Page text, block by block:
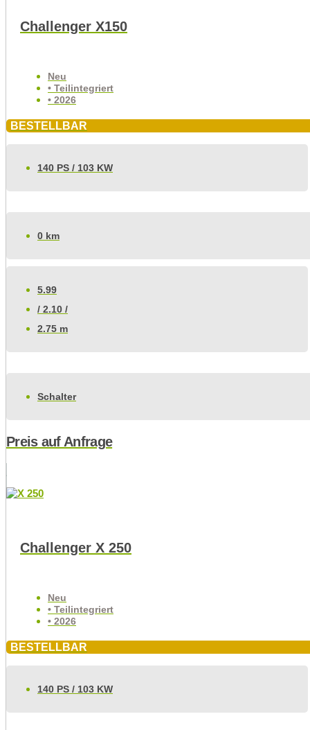
Challenger X150
Neu
• Teilintegriert
• 2026
BESTELLBAR
140 PS / 103 KW
0 km
5.99
/ 2.10 /
2.75 m
Schalter
Preis auf Anfrage
Challenger X 250
Neu
• Teilintegriert
• 2026
BESTELLBAR
140 PS / 103 KW